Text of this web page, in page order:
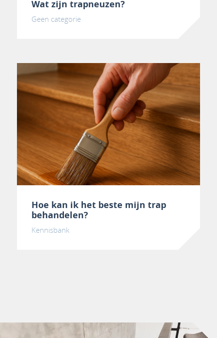
Wat zijn trapneuzen?
Geen categorie
Hoe kan ik het beste mijn trap
behandelen?
Kennisbank